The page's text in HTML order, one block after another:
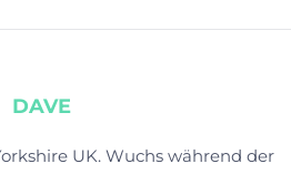
DAVE
UK. Wuchs während der